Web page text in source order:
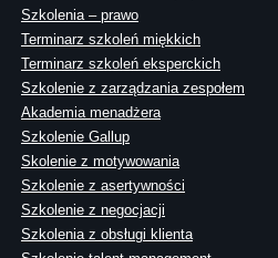
Szkolenia – prawo
Terminarz szkoleń miękkich
Terminarz szkoleń eksperckich
Szkolenie z zarządzania zespołem
Akademia menadżera
Szkolenie Gallup
Skolenie z motywowania
Szkolenie z asertywności
Szkolenie z negocjacji
Szkolenia z obsługi klienta